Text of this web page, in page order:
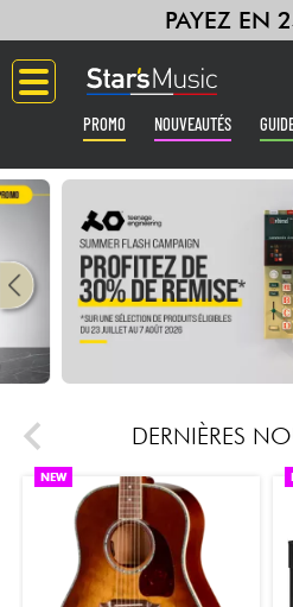
PAYEZ EN
PROMO NOUVEAUTÉS
Guitares & Basses
Amplis & Effets
Synthés & Sampleurs
Home Studio
Casques
DERNIÈRES
NEW